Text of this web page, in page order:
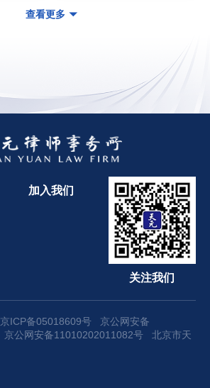
查看更多
加入我们
关注我们
京ICP备05018609号
京公网安备
京公网安备11010202011082号 北京市天